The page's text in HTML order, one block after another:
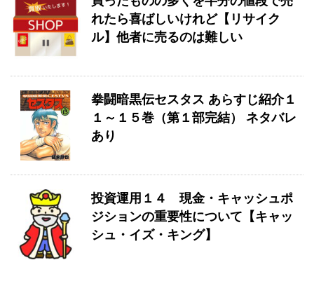
れたら喜ばしいけれど【リサイク
ル】他者に売るのは難しい
拳闘暗黒伝セスタス あらすじ紹介１
１～１５巻（第１部完結） ネタバレ
あり
投資運用１４ 現金・キャッシュポ
ジションの重要性について【キャッ
シュ・イズ・キング】